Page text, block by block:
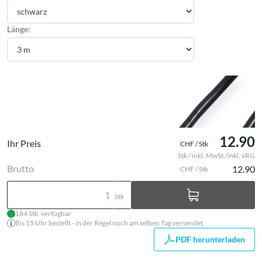
Länge:
Ihr Preis CHF / Stk 12.90
Stk / inkl. MwSt./inkl. vRG
Brutto CHF / Stk 12.90
Stk
184 Stk. verfügbar
Bis 15 Uhr bestellt - in der Regel noch am selben Tag versendet
PDF herunterladen